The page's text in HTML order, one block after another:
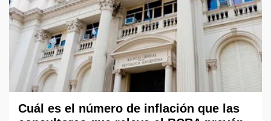
Cuál es el número de inflación que las